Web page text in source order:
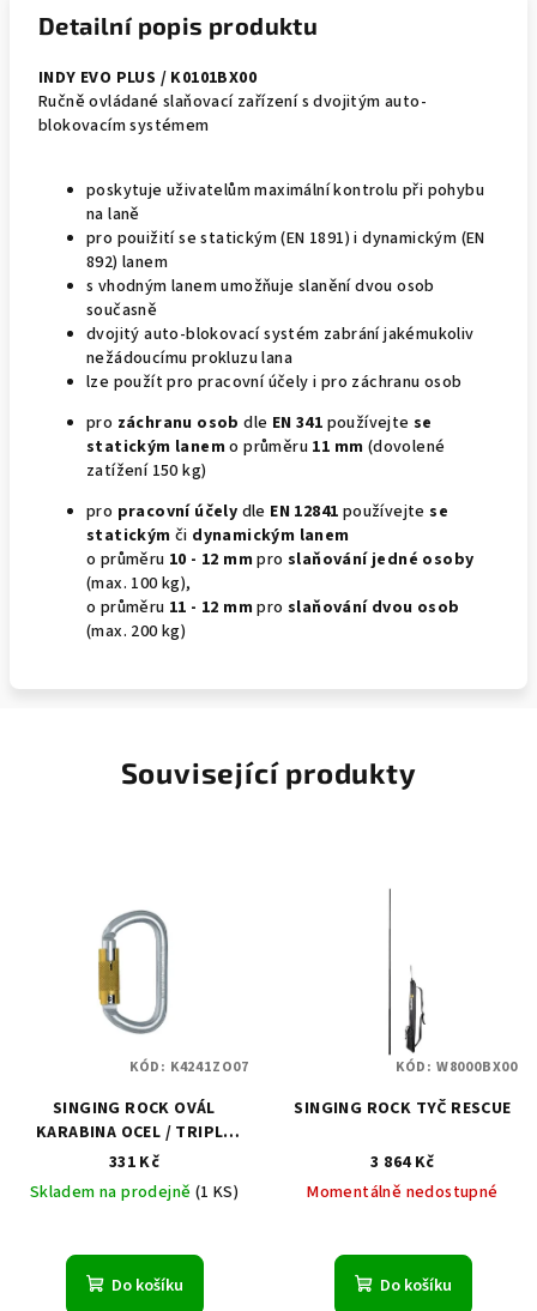
Detailní popis produktu
INDY EVO PLUS / K0101BX00
Ručně ovládané slaňovací zařízení s dvojitým auto-
blokovacím systémem
poskytuje uživatelům maximální kontrolu při pohybu
na laně
pro pouižití se statickým (EN 1891) i dynamickým (EN
892) lanem
s vhodným lanem umožňuje slanění dvou osob
současně
dvojitý auto-blokovací systém zabrání jakémukoliv
nežádoucímu prokluzu lana
lze použít pro pracovní účely i pro záchranu osob
pro záchranu osobdle EN 341 používejte se
statickým lanemo průměru 11 mm (dovolené
zatížení 150 kg)
pro pracovní účely dle EN 12841 používejte se
statickýmči dynamickým lanem
o průměru 10 - 12 mmpro slaňování jedné osoby
(max. 100 kg),
o průměru 11 - 12 mmpro slaňování dvou osob
(max. 200 kg)
Související produkty
SINGING ROCK OVÁL
KARABINA OCEL / TRIPLE
LOCK
331 Kč
Skladem na prodejně (1 KS)
Do košíku
KÓD: K4241ZO07
SINGING ROCK TYČ RESCUE
3 864 Kč
Momentálně nedostupné
Do košíku
KÓD: W8000BX00